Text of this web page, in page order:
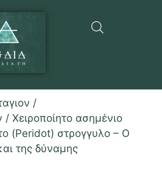
/
/ Χειροποίητο ασημένιο
(Peridot) στρογγυλο – Ο
της δύναμης